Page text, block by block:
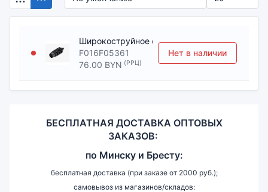
Широкоструйное сопло для
F016F05361
76.00 BYN (РРЦ)
Нет в наличии
БЕСПЛАТНАЯ ДОСТАВКА ОПТОВЫХ
ЗАКАЗОВ:
по Минску и Бресту:
бесплатная доставка (при заказе от 2000 руб.);
самовывоз из магазинов/складов: